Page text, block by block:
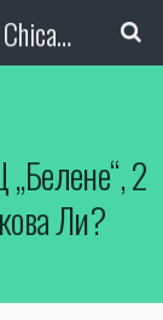
The Bulgarian Media Portal in Chicago
2
Ли?